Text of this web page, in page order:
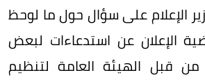
الإعلام على سؤال حول ما لوحظ
الإعلان عن استدعاءات لبعض
قبل الهيئة العامة لتنظيم